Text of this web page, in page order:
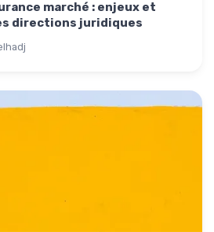
marché : enjeux et
directions juridiques